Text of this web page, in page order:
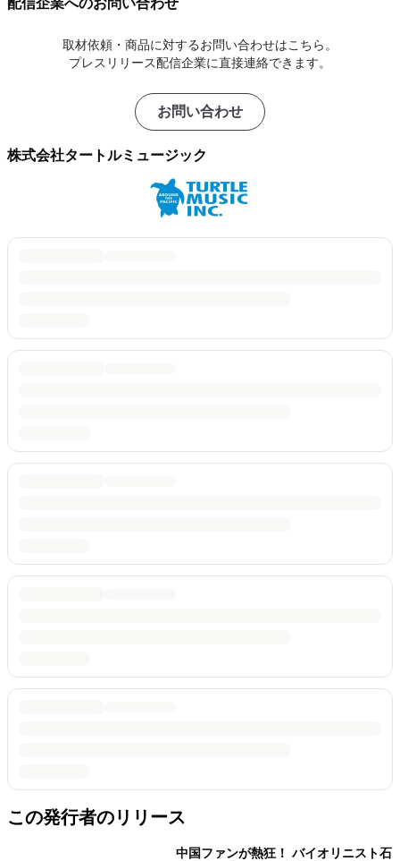
配信企業へのお問い合わせ
取材依頼・商品に対するお問い合わせはこちら。
プレスリリース配信企業に直接連絡できます。
お問い合わせ
株式会社タートルミュージック
この発行者のリリース
中国ファンが熱狂！ バイオリニスト石